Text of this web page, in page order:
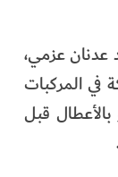
عدنان عزمي،
في المركبات
بالأعطال قبل